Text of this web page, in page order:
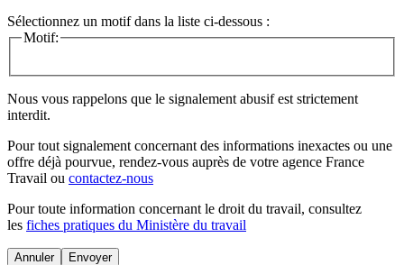
Sélectionnez un motif dans la liste ci-dessous :
Motif:
Nous vous rappelons que le signalement abusif est strictement
interdit.
Pour tout signalement concernant des informations inexactes ou une
offre déjà pourvue, rendez-vous auprès de votre agence France
Travail ou contactez-nous
Pour toute information concernant le droit du travail, consultez
les fiches pratiques du Ministère du travail
Annuler